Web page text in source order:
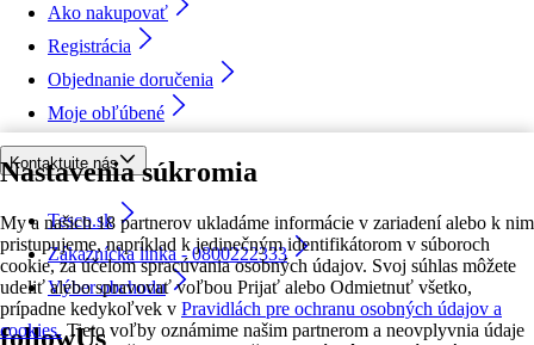
Nastavenia súkromia
My a našich 18 partnerov ukladáme informácie v zariadení alebo k nim
pristupujeme, napríklad k jedinečným identifikátorom v súboroch
cookie, za účelom spracúvania osobných údajov. Svoj súhlas môžete
udeliť alebo spravovať voľbou Prijať alebo Odmietnuť všetko,
prípadne kedykoľvek v Pravidlách pre ochranu osobných údajov a
cookies. Tieto voľby oznámime našim partnerom a neovplyvnia údaje
Ako nakupovať
Registrácia
Objednanie doručenia
Moje obľúbené
Kontaktujte nás
Tesco.sk
Zákaznícka linka - 0800222333
Výber obchodu
followUs